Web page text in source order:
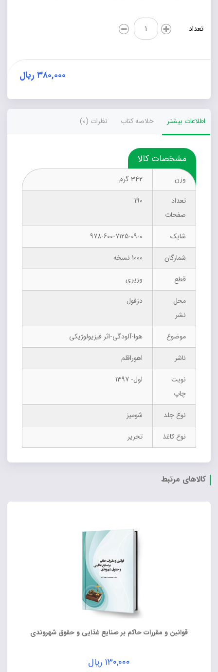
تعداد
آلودگی
هوا
عدد
۳۸۰,۰۰۰ ریال
اطلاعات بیشتر خلاصه کتاب نظرات (0)
مشخصات کالا
وزن
342 گرم
تعداد
صفحات
190
شابک
978-600-7125-09-0
شمارگان
1000 نسخه
قطع
وزیری
محل
نشر
دزفول
موضوع
هوا-آلودگی-اثر فیزیولوژیکی
ناشر
اهوراقلم
نوبت
چاپ
اول- 1397
نوع جلد
شومیز
نوع کاغذ
تحریر
کالاهای مرتبط
قوانین و مقررات حاکم بر صنایع غذایی و حقوق شهروندی
۱۳۰,۰۰۰ ریال